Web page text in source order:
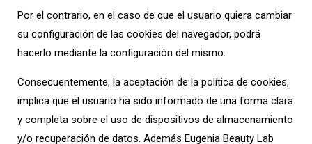
Por el contrario, en el caso de que el usuario quiera cambiar
su configuración de las cookies del navegador, podrá
hacerlo mediante la configuración del mismo.
Consecuentemente, la aceptación de la política de cookies,
implica que el usuario ha sido informado de una forma clara
y completa sobre el uso de dispositivos de almacenamiento
y/o recuperación de datos. Además Eugenia Beauty Lab